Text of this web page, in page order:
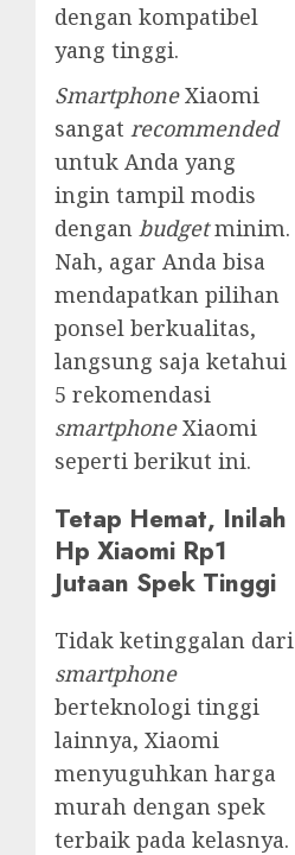
dengan kompatibel
yang tinggi.
SmartphoneXiaomi
sangat recommended
untuk Anda yang
ingin tampil modis
dengan budgetminim.
Nah, agar Anda bisa
mendapatkan pilihan
ponsel berkualitas,
langsung saja ketahui
5 rekomendasi
smartphoneXiaomi
seperti berikut ini.
Tetap Hemat, Inilah
Hp Xiaomi Rp1
Jutaan Spek Tinggi
Tidak ketinggalan dari
smartphone
berteknologi tinggi
lainnya, Xiaomi
menyuguhkan harga
murah dengan spek
terbaik pada kelasnya.